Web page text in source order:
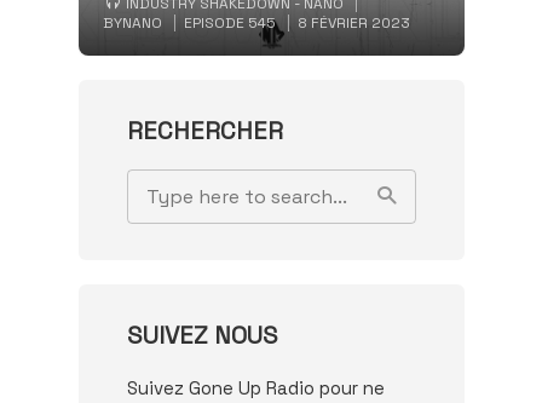
BYNANO EPISODE 545 8 FÉVRIER 2023
RECHERCHER
SUIVEZ NOUS
Suivez Gone Up Radio pour ne